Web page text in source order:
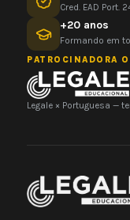
Cred. EAD Port.
+20 anos
Formando em
PATROCINADORA
Legale × Portuguesa —